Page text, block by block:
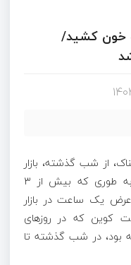
و خون کشید/
از شب گذشته، بازار
کریپتو ریزش بزرگی را تجربه کرد؛ به طوری که بیش از ۳
عرض یک ساعت در بازار
کوین که در روز‌های
رفته بود، در شب گذشته تا